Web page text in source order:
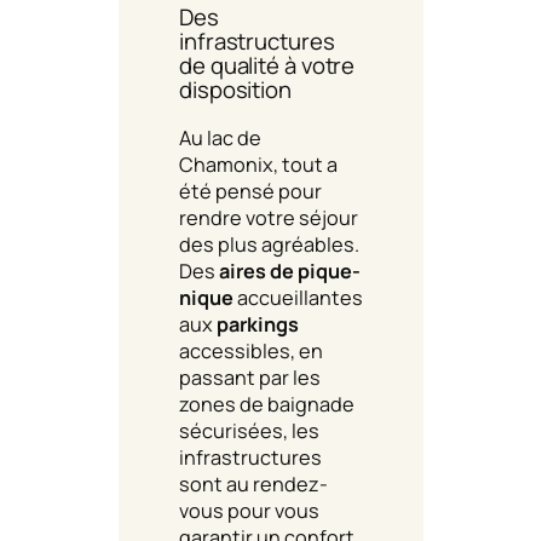
Des
infrastructures
de qualité à votre
disposition
Au lac de
Chamonix, tout a
été pensé pour
rendre votre séjour
des plus agréables.
Desaires de pique-
niqueaccueillantes
auxparkings
accessibles, en
passant par les
zones de baignade
sécurisées, les
infrastructures
sont au rendez-
vous pour vous